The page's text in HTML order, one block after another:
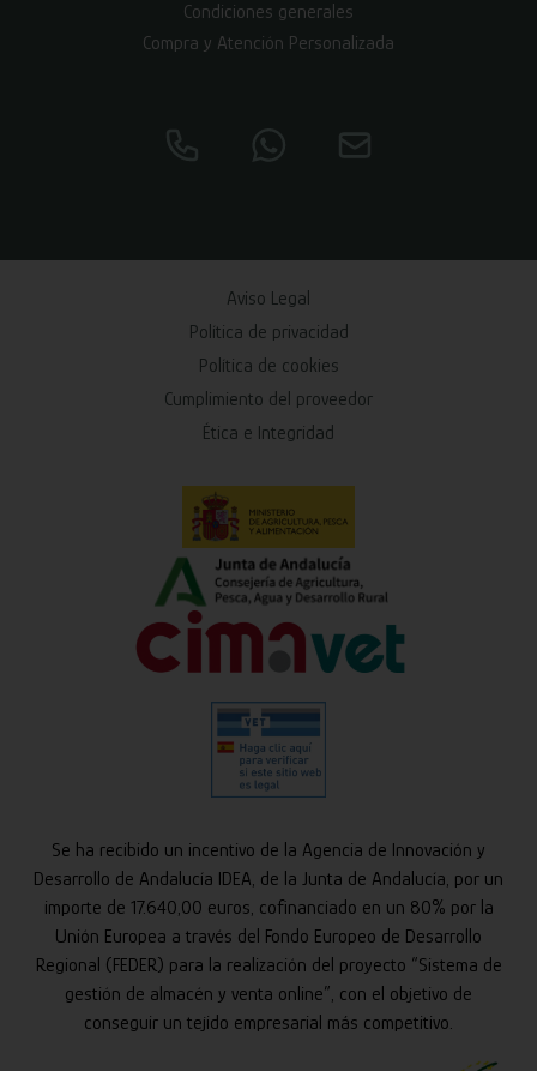
Condiciones generales
Compra y Atención Personalizada
Aviso Legal
Política de privacidad
Política de cookies
Cumplimiento del proveedor
Ética e Integridad
Se ha recibido un incentivo de la Agencia de Innovación y
Desarrollo de Andalucía IDEA, de la Junta de Andalucía, por un
importe de 17.640,00 euros, cofinanciado en un 80% por la
Unión Europea a través del Fondo Europeo de Desarrollo
Regional (FEDER) para la realización del proyecto “Sistema de
gestión de almacén y venta online”, con el objetivo de
conseguir un tejido empresarial más competitivo.